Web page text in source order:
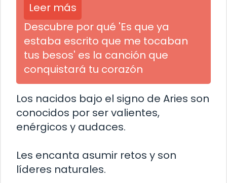
Leer más
Descubre por qué 'Es que ya
estaba escrito que me tocaban
tus besos' es la canción que
conquistará tu corazón
Los nacidos bajo el signo de Aries son
conocidos por ser valientes,
enérgicos y audaces.
Les encanta asumir retos y son
líderes naturales.